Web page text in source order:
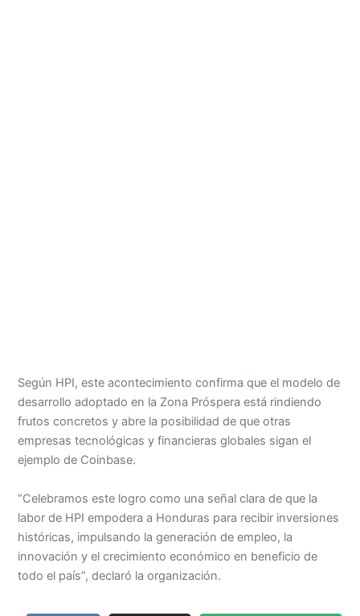
Según HPI, este acontecimiento confirma que el modelo de
desarrollo adoptado en la Zona Próspera está rindiendo
frutos concretos y abre la posibilidad de que otras
empresas tecnológicas y financieras globales sigan el
ejemplo de Coinbase.
“Celebramos este logro como una señal clara de que la
labor de HPI empodera a Honduras para recibir inversiones
históricas, impulsando la generación de empleo, la
innovación y el crecimiento económico en beneficio de
todo el país”, declaró la organización.